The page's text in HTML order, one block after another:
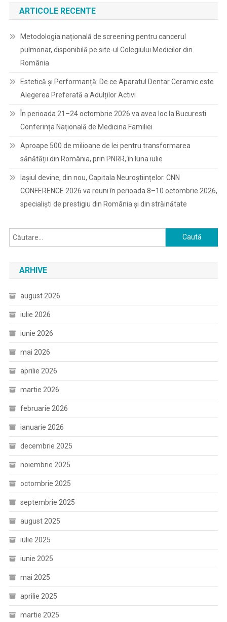
ARTICOLE RECENTE
Metodologia națională de screening pentru cancerul
pulmonar, disponibilă pe site-ul Colegiului Medicilor din
România
Estetică și Performanță: De ce Aparatul Dentar Ceramic este
Alegerea Preferată a Adulților Activi
În perioada 21–24 octombrie 2026 va avea loc la Bucuresti
Conferința Națională de Medicina Familiei
Aproape 500 de milioane de lei pentru transformarea
sănătății din România, prin PNRR, în luna iulie
Iașiul devine, din nou, Capitala Neuroștiințelor. CNN
CONFERENCE 2026 va reuni în perioada 8–10 octombrie 2026,
specialiști de prestigiu din România și din străinătate
Caută
după:
ARHIVE
august 2026
iulie 2026
iunie 2026
mai 2026
aprilie 2026
martie 2026
februarie 2026
ianuarie 2026
decembrie 2025
noiembrie 2025
octombrie 2025
septembrie 2025
august 2025
iulie 2025
iunie 2025
mai 2025
aprilie 2025
martie 2025